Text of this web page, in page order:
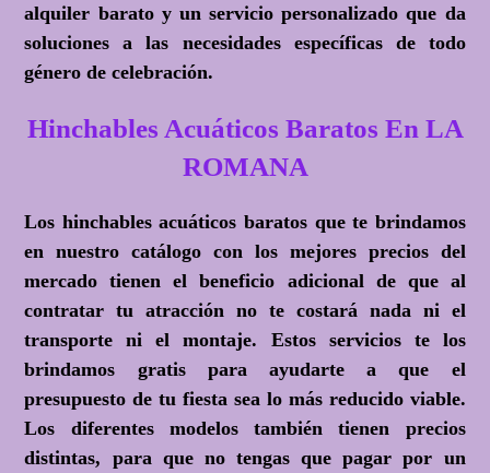
alquiler barato y un servicio personalizado que da
soluciones a las necesidades específicas de todo
género de celebración.
Hinchables Acuáticos Baratos En LA
ROMANA
Los hinchables acuáticos baratos que te brindamos
en nuestro catálogo con los mejores precios del
mercado tienen el beneficio adicional de que al
contratar tu atracción no te costará nada ni el
transporte ni el montaje. Estos servicios te los
brindamos gratis para ayudarte a que el
presupuesto de tu fiesta sea lo más reducido viable.
Los diferentes modelos también tienen precios
distintas, para que no tengas que pagar por un